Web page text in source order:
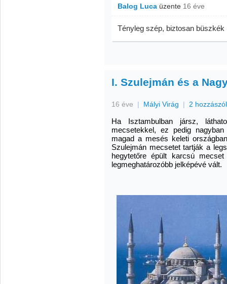
Balog Luca üzente 16 éve
Tényleg szép, biztosan büszkék
I. Szulejmán és a
16 éve | Mályi Virág | 2
Ha Isztambulban jársz,
mecsetekkel, ez pedig
magad a mesés keleti
Szulejmán mecsetet tartják a
hegytetőre épült karcsú
legmeghatározóbb jelképévé vált.